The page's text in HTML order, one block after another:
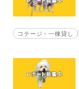
コテージ・一棟貸し